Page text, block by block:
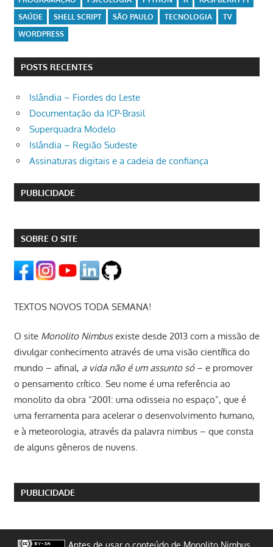
SAÚDE
SHELL SCRIPT SÃO PAULO TECNOLOGIA
TV
WORDPRESS
POSTS RECENTES
Islândia – Fiordes do Leste
Documentação da ICP-Brasil
Superquadra Modelo
Islândia – Região Sudeste
Assinaturas digitais e a cadeia de confiança
PUBLICIDADE
SOBRE O SITE
TEXTOS NOVOS TODA SEMANA!
O site Monolito Nimbusexiste desde 2013 com a missão de
divulgar conhecimento através de uma visão científica do
mundo – afinal, a vida não é um assunto só– e promover
o pensamento crítico. Seu nome é uma referência ao
monolito da obra “2001: uma odisseia no espaço”, que é
uma ferramenta para acelerar o desenvolvimento humano,
e à meteorologia, através da palavra nimbus – que consta
de alguns gêneros de nuvens.
PUBLICIDADE
Antes de usar o conteúdo de Monolito Nimbus,